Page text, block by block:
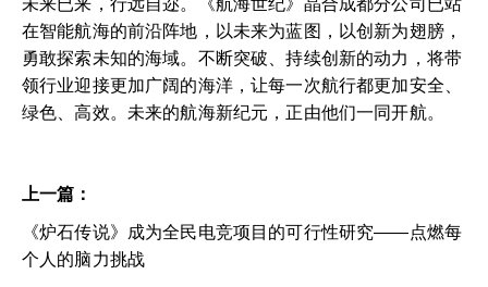
在智能航海的前沿阵地，以未来为蓝图，以创新为翅膀，
勇敢探索未知的海域。不断突破、持续创新的动力，将带
领行业迎接更加广阔的海洋，让每一次航行都更加安全、
绿色、高效。未来的航海新纪元，正由他们一同开航。
上一篇：
《炉石传说》成为全民电竞项目的可行性研究——点燃每
个人的脑力挑战